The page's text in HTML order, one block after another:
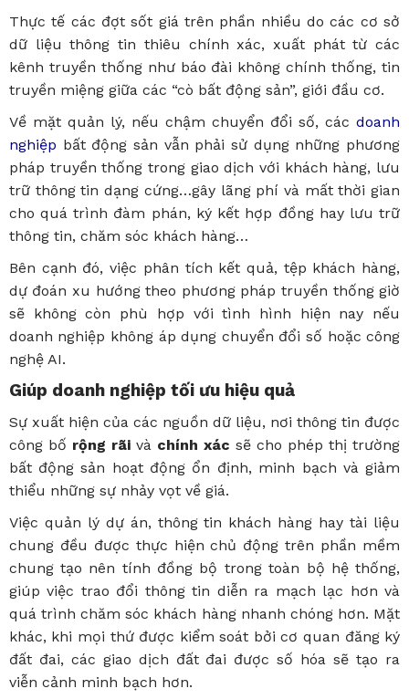
Thực tế các đợt sốt giá trên phần nhiều do các cơ sở
dữ liệu thông tin thiêu chính xác, xuất phát từ các
kênh truyền thống như báo đài không chính thống, tin
truyền miệng giữa các “cò bất động sản”, giới đầu cơ.
Về mặt quản lý, nếu chậm chuyển đổi số, cácdoanh
nghiệp bất động sản vẫn phải sử dụng những phương
pháp truyền thống trong giao dịch với khách hàng, lưu
trữ thông tin dạng cứng…gây lãng phí và mất thời gian
cho quá trình đàm phán, ký kết hợp đồng hay lưu trữ
thông tin, chăm sóc khách hàng…
Bên cạnh đó, việc phân tích kết quả, tệp khách hàng,
dự đoán xu hướng theo phương pháp truyền thống giờ
sẽ không còn phù hợp với tình hình hiện nay nếu
doanh nghiệp không áp dụng chuyển đổi số hoặc công
nghệ AI.
Giúp doanh nghiệp tối ưu hiệu quả
Sự xuất hiện của các nguồn dữ liệu, nơi thông tin được
công bố rộng rãivà chính xác sẽ cho phép thị trường
bất động sản hoạt động ổn định, minh bạch và giảm
thiểu những sự nhảy vọt về giá.
Việc quản lý dự án, thông tin khách hàng hay tài liệu
chung đều được thực hiện chủ động trên phần mềm
chung tạo nên tính đồng bộ trong toàn bộ hệ thống,
giúp việc trao đổi thông tin diễn ra mạch lạc hơn và
quá trình chăm sóc khách hàng nhanh chóng hơn. Mặt
khác, khi mọi thứ được kiểm soát bởi cơ quan đăng ký
đất đai, các giao dịch đất đai được số hóa sẽ tạo ra
viễn cảnh minh bạch hơn.